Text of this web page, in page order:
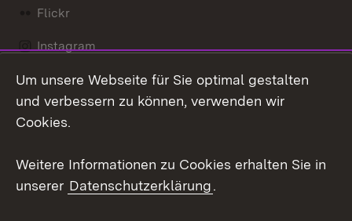
Flickr
Instagram
Social Wall
Um unsere Webseite für Sie optimal gestalten
und verbessern zu können, verwenden wir
Cookies.
Weitere Informationen zu Cookies erhalten Sie in
unserer Datenschutzerklärung.